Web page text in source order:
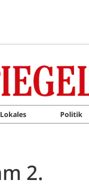
Lokales Politik
2.